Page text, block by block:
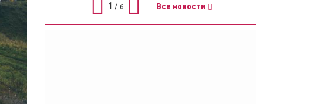
1 / 6 Все новости